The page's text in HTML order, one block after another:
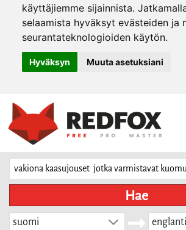
käyttäjiemme sijainnista.
selaamista hyväksyt evästeiden ja
seurantateknologioiden käytön.
Hyväksyn Muuta asetuksiani
Hae
suomi englanti